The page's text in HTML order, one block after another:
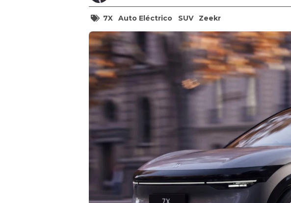
7X Auto Eléctrico SUV Zeekr